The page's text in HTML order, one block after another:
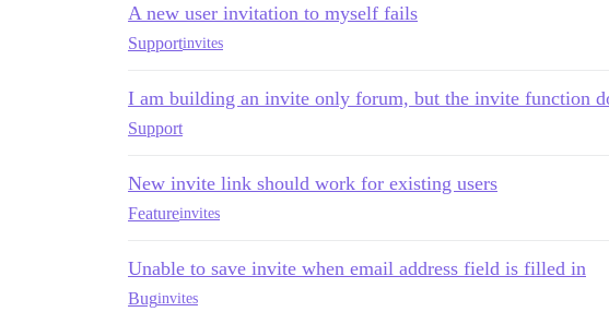
A new user invitation to myself fails
Supportinvites
I am building an invite only forum, but the invite function
Support
New invite link should work for existing users
Featureinvites
Unable to save invite when email address field is filled in
Buginvites